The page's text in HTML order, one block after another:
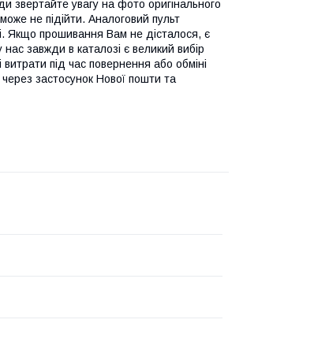
звертайте увагу на фото оригінального
не підійти. Аналоговий пульт
Якщо прошивання Вам не дісталося, є
завжди в каталозі є великий вибір
під час повернення або обміні
застосунок Нової пошти та